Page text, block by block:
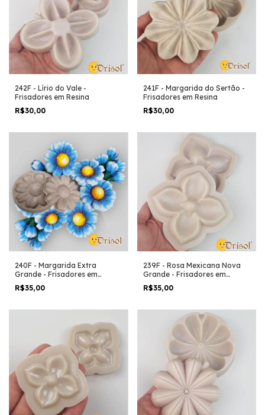
242F - Lírio do Vale -
Frisadores em Resina
R$30,00
241F - Margarida do Sertão -
Frisadores em Resina
R$30,00
240F - Margarida Extra
Grande - Frisadores em
Resina
R$35,00
239F - Rosa Mexicana Nova
Grande - Frisadores em
Resina
R$35,00